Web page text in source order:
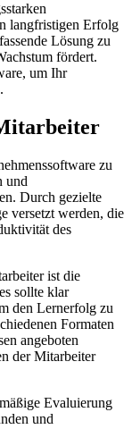
langfristigen Erfolg
Lösung⁣ zu
fördert.
um Ihr
zu
‌und
Durch⁤ gezielte
versetzt​ werden, die
des
ist die
sollte⁤ klar‌
den Lernerfolg zu
Formaten
angeboten
der⁢ Mitarbeiter⁢
Evaluierung
und